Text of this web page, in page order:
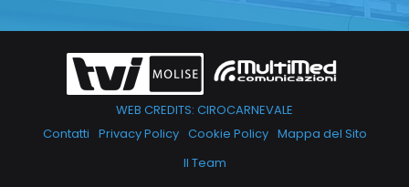
WEB CREDITS: CIROCARNEVALE
Contatti Privacy Policy Cookie Policy Mappa del Sito
Il Team